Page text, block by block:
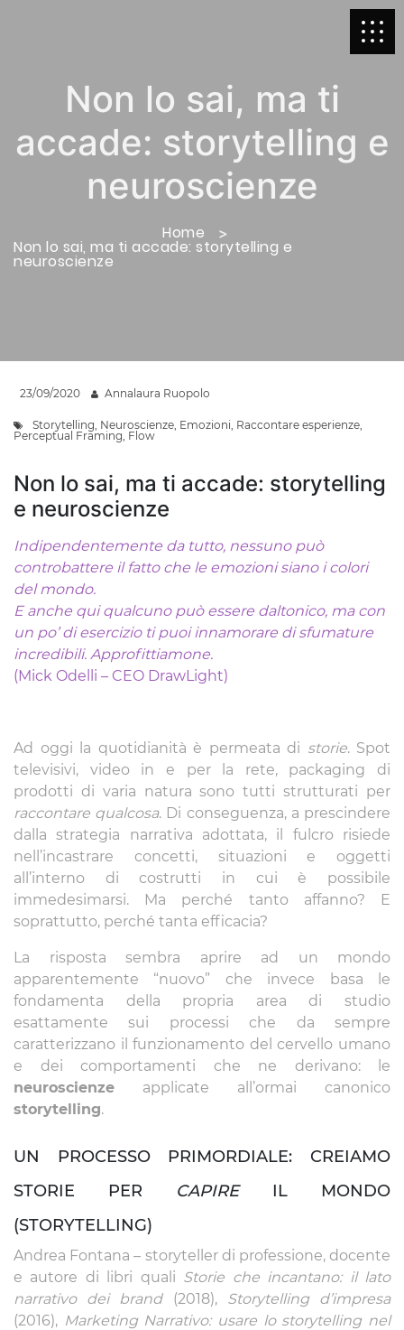
Non lo sai, ma ti
accade: storytelling e
neuroscienze
Home
Non lo sai, ma ti accade: storytelling e
neuroscienze
23/09/2020 Annalaura Ruopolo
Storytelling, Neuroscienze, Emozioni, Raccontare esperienze,
Perceptual Framing, Flow
Non lo sai, ma ti accade: storytelling
e neuroscienze
Indipendentemente da tutto, nessuno può
controbattere il fatto che le emozioni siano i colori
del mondo.
E anche qui qualcuno può essere daltonico, ma con
un po’ di esercizio ti puoi innamorare di sfumature
incredibili. Approfittiamone.
(Mick Odelli – CEO DrawLight)
Ad oggi la quotidianità è permeata di storie. Spot
televisivi, video in e per la rete, packaging di
prodotti di varia natura sono tutti strutturati per
raccontare qualcosa. Di conseguenza, a prescindere
dalla strategia narrativa adottata, il fulcro risiede
nell’incastrare concetti, situazioni e oggetti
all’interno di costrutti in cui è possibile
immedesimarsi. Ma perché tanto affanno? E
soprattutto, perché tanta efficacia?
La risposta sembra aprire ad un mondo
apparentemente “nuovo” che invece basa le
fondamenta della propria area di studio
esattamente sui processi che da sempre
caratterizzano il funzionamento del cervello umano
e dei comportamenti che ne derivano: le
neuroscienze applicate all’ormai canonico
storytelling.
UN PROCESSO PRIMORDIALE: CREIAMO
STORIE PER CAPIREIL MONDO
(STORYTELLING)
Andrea Fontana – storyteller di professione, docente
e autore di libri quali Storie che incantano: il lato
narrativo dei brand (2018), Storytelling d’impresa
(2016), Marketing Narrativo: usare lo storytelling nel